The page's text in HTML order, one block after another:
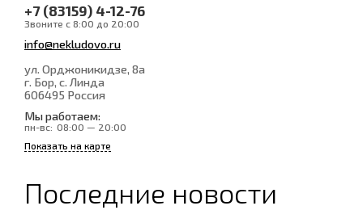
+7 (83159) 4-12-76
Звоните с 8:00 до 20:00
info@nekludovo.ru
ул. Орджоникидзе, 8а
г. Бор, с. Линда
606495 Россия
Мы работаем:
пн-вс: 08:00 — 20:00
Показать на карте
Последние новости